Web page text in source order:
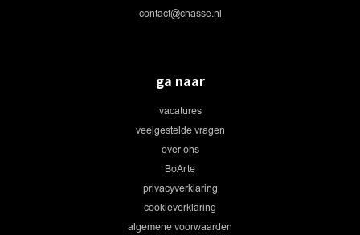
contact@chasse.nl
ga naar
vacatures
veelgestelde vragen
over ons
BoArte
privacyverklaring
cookieverklaring
algemene voorwaarden